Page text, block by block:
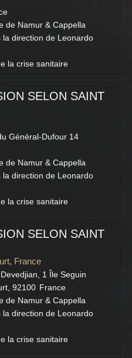
de Namur & Cappella
la direction de Leonardo
la crise sanitaire
SELON SAINT
Général-Dufour 14
de Namur & Cappella
la direction de Leonardo
la crise sanitaire
SELON SAINT
France
1 Île Seguin
, 92100 France
de Namur & Cappella
la direction de Leonardo
la crise sanitaire